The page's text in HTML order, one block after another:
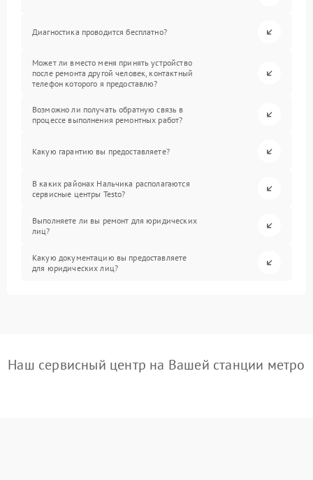
Диагностика проводится бесплатно?
Может ли вместо меня принять устройство
после ремонта другой человек, контактный
телефон которого я предоставлю?
Возможно ли получать обратную связь в
процессе выполнения ремонтных работ?
Какую гарантию вы предоставляете?
В каких районах Нальчика располагаются
сервисные центры Testo?
Выполняете ли вы ремонт для юридических
лиц?
Какую документацию вы предоставляете
для юридических лиц?
Наш сервисный центр на Вашей станции метро